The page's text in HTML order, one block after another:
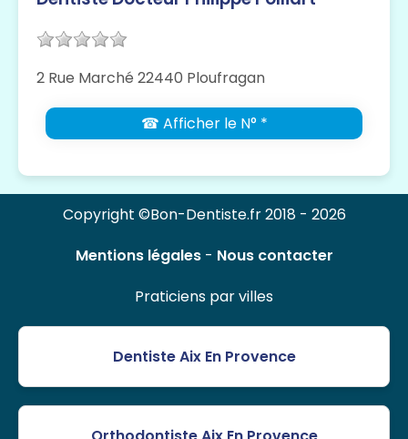
2 Rue Marché 22440 Ploufragan
☎ Afficher le N° *
Copyright ©Bon-Dentiste.fr 2018 - 2026
Mentions légales- Nous contacter
Praticiens par villes
Dentiste Aix En Provence